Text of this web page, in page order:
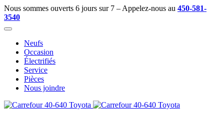
Nous sommes ouverts 6 jours sur 7 – Appelez-nous au 450-581-
3540
Neufs
Occasion
Électrifiés
Service
Pièces
Nous joindre